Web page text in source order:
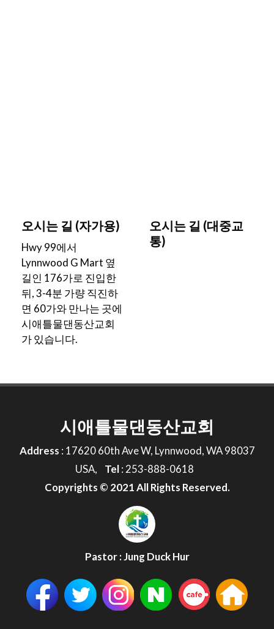
오시는 길 (자가용)
Hwy 99에서
Lynnwood G Mart 옆
길인 176가로 진입한
뒤, 3-4분 가량 직진하
면 60가와 만나는 곳에
시애틀물댄동산교회
가 있습니다.
오시는 길 (대중교
통)
시애틀물댄동산교회
Address : 17620 60th Ave W, Lynnwood, WA 98037
USA, Tel: 253-888-0618
Copyrights © 2021 All Rights Reserved.
Pastor:Jung Duck Hur